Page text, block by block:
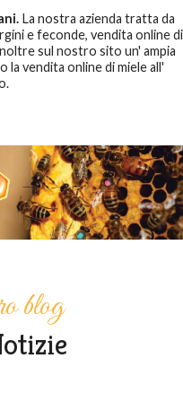
La nostra azienda tratta da
e feconde, vendita online di
sul nostro sito un' ampia
la vendita online di miele all'
blog